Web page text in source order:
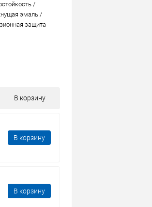
/
эмаль /
защита
В корзину
В корзину
В корзину